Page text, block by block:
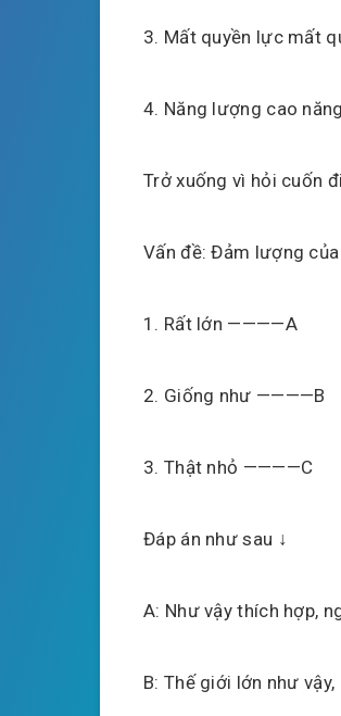
3. Mất quyền lực mất
4. Năng lượng cao
Trở xuống vì hỏi cuốn
Vấn đề: Đảm lượng
1. Rất lớn ————A
2. Giống như ————B
3. Thật nhỏ ————C
Đáp án như sau ↓
A: Như vậy thích hợp,
B: Thế giới lớn như